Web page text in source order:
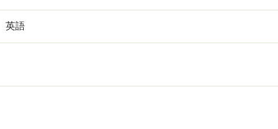
英語